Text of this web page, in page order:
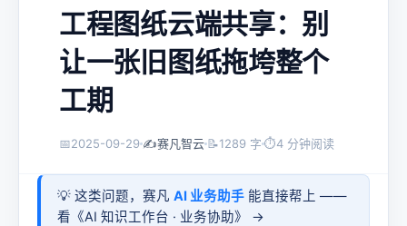
工程图纸云端共享：别
让一张旧图纸拖垮整个
工期
📅2025-09-29 ✍️赛凡智云 📝1289 字 ⏱4 分钟阅读
💡 这类问题，赛凡 AI 业务助手 能直接帮上 ——
看《AI 知识工作台 · 业务协助》 →